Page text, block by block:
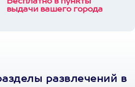
выдачи вашего города
развлечений в